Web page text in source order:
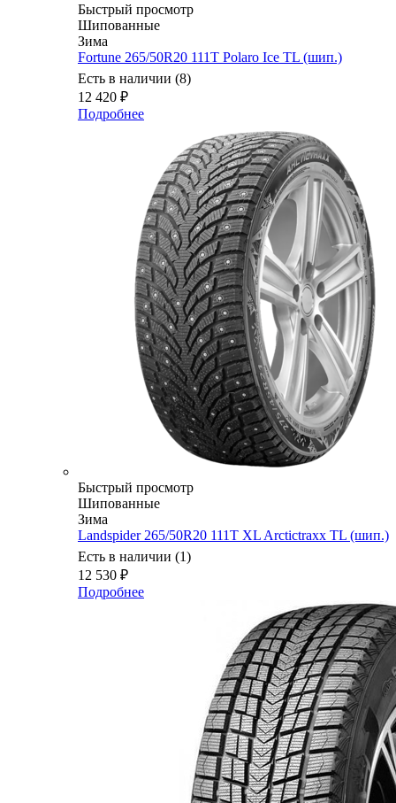
Быстрый просмотр
Шипованные
Зима
Fortune 265/50R20 111T Polaro Ice TL (шип.)
Есть в наличии (8)
12 420 ₽
Подробнее
Быстрый просмотр
Шипованные
Зима
Landspider 265/50R20 111T XL Arctictraxx TL (шип.)
Есть в наличии (1)
12 530 ₽
Подробнее